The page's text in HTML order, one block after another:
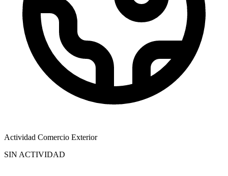
Actividad Comercio Exterior
SIN ACTIVIDAD